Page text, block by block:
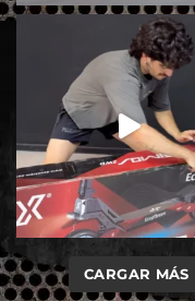
CARGAR MÁS